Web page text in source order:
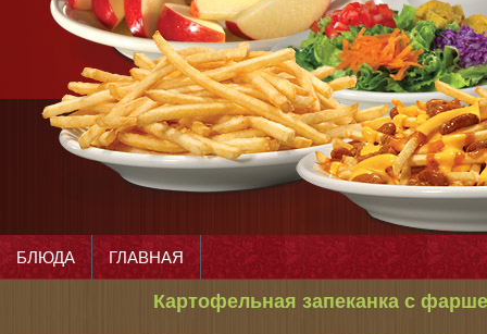
БЛЮДА ГЛАВНАЯ
Картофельная запеканка с